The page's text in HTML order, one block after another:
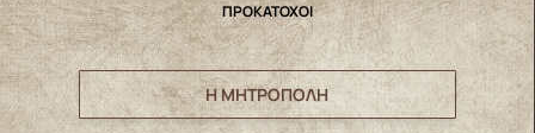
ΠΡΟΚΑΤΟΧΟΙ
Η ΜΗΤΡΟΠΟΛΗ